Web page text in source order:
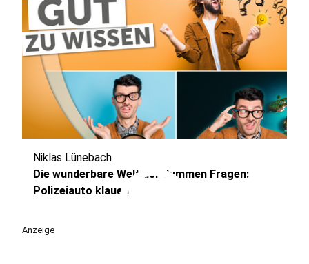
play_circle
Niklas Lünebach
Die wunderbare Welt der dummen Fragen:
Polizeiauto klauen
Anzeige